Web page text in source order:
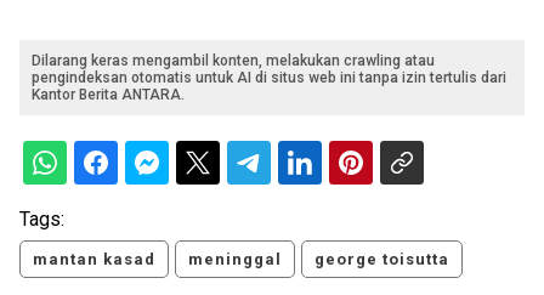
Dilarang keras mengambil konten, melakukan crawling atau
pengindeksan otomatis untuk AI di situs web ini tanpa izin tertulis dari
Kantor Berita ANTARA.
Tags:
mantan kasad meninggal george toisutta